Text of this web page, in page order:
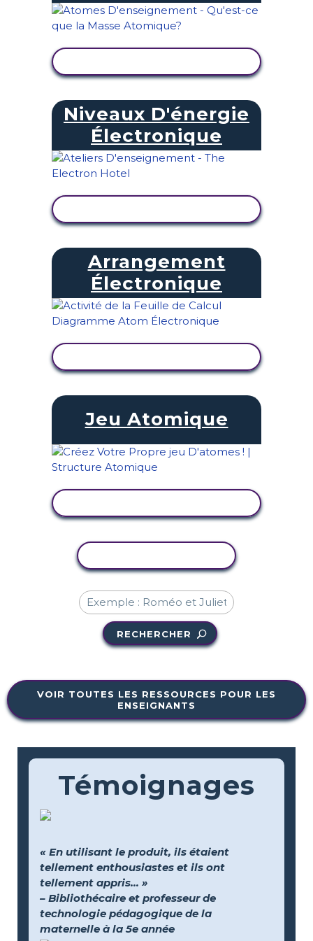
Niveaux D'énergie
Électronique
Arrangement
Électronique
Jeu Atomique
RECHERCHER
VOIR TOUTES LES RESSOURCES POUR LES
ENSEIGNANTS
Témoignages
« En utilisant le produit, ils étaient
tellement enthousiastes et ils ont
tellement appris... »
– Bibliothécaire et professeur de
technologie pédagogique de la
maternelle à la 5e année